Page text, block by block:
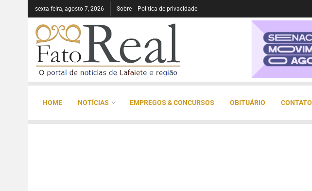
sexta-feira, agosto 7, 2026 Sobre Política de privacidade
HOME NOTÍCIAS EMPREGOS & CONCURSOS OBITUÁRIO CONTATO